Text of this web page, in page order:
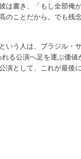
は書き、「もし全部俺
のことだから。でも残
いう人は、ブラジル・
る公演へ足を運ぶ価
演として、これが最後